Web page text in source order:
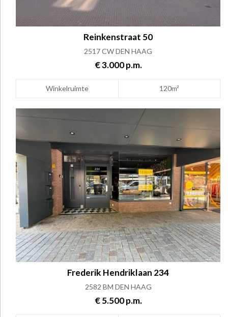
Reinkenstraat 50
2517 CW DEN HAAG
€ 3.000 p.m.
Winkelruimte 120m²
Frederik Hendriklaan 234
2582 BM DEN HAAG
€ 5.500 p.m.